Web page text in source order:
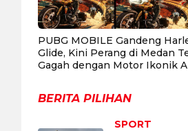
PUBG MOBILE Gandeng
Glide, Kini Perang di Medan
Gagah dengan Motor Ikonik
BERITA PILIHAN
SPORT